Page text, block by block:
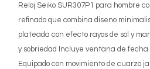
Reloj Seiko SUR307P1 para hombre
refinado que combina diseno
plateada con efecto rayos de sol y
y sobriedad Incluye ventana de
Equipado con movimiento de cuarzo